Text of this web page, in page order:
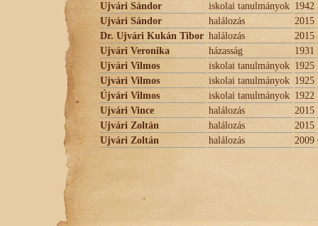
Ujvári Sándor
iskolai tanulmányok 1942
Ujvári Sándor
halálozás 2015
Dr. Ujvári Kukán Tibor halálozás 2015
Ujvári Veronika
házasság 1931
Ujvári Vilmos
iskolai tanulmányok 1925
Ujvári Vilmos
iskolai tanulmányok 1925
Újvári Vilmos
iskolai tanulmányok 1922
Ujvári Vince
halálozás 2015
Ujvári Zoltán
halálozás 2015
Ujvári Zoltán
halálozás 2009